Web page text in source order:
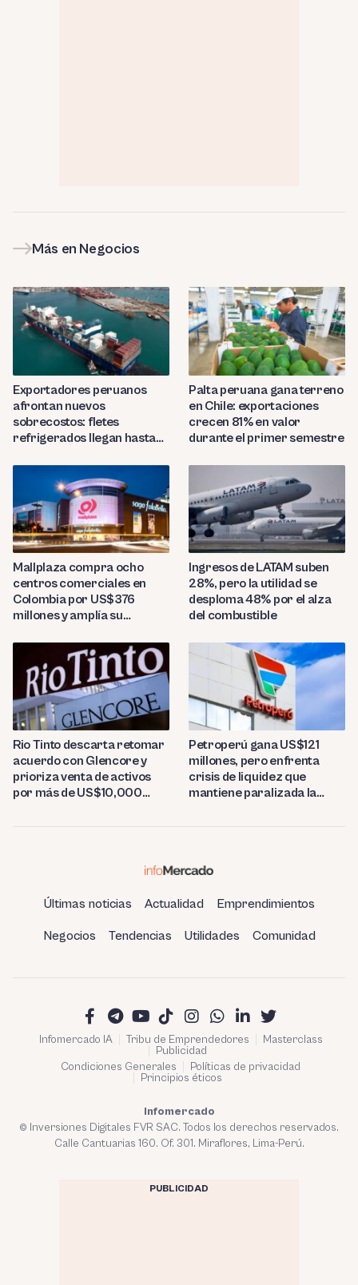
Más en Negocios
Exportadores peruanos
afrontan nuevos
sobrecostos: fletes
refrigerados llegan hasta
Palta peruana gana terreno
en Chile: exportaciones
crecen 81% en valor
durante el primer semestre
Mallplaza compra ocho
centros comerciales en
Colombia por US$376
millones y amplía su
Ingresos de LATAM suben
28%, pero la utilidad se
desploma 48% por el alza
del combustible
Rio Tinto descarta retomar
acuerdo con Glencore y
prioriza venta de activos
por más de US$10,000
Petroperú gana US$121
millones, pero enfrenta
crisis de liquidez que
mantiene paralizada la
Últimas noticias Actualidad Emprendimientos
Negocios Tendencias Utilidades Comunidad
Infomercado IA Tribu de Emprendedores
Masterclass
Publicidad
Condiciones Generales
Políticas de privacidad
Principios éticos
Infomercado
© Inversiones Digitales FVR SAC. Todos los derechos reservados.
Calle Cantuarias 160. Of. 301. Miraflores, Lima-Perú.
PUBLICIDAD